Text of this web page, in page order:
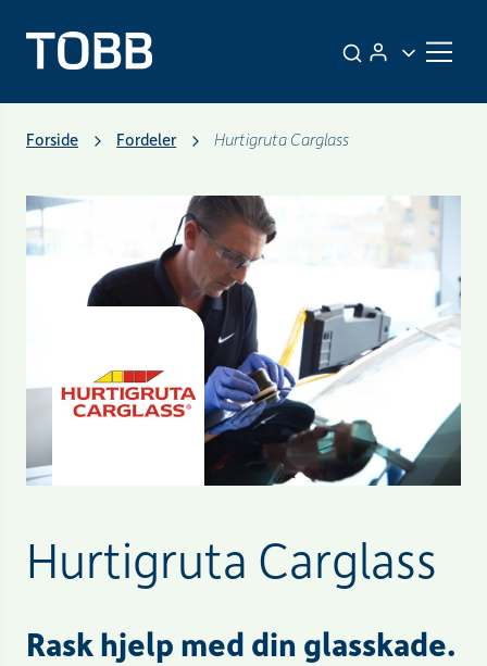
Forside Fordeler Hurtigruta Carglass
Hurtigruta Carglass
Rask hjelp med din glasskade.